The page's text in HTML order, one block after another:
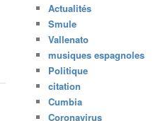
Actualités
Smule
Vallenato
musiques espagnoles
Politique
citation
Cumbia
Coronavirus